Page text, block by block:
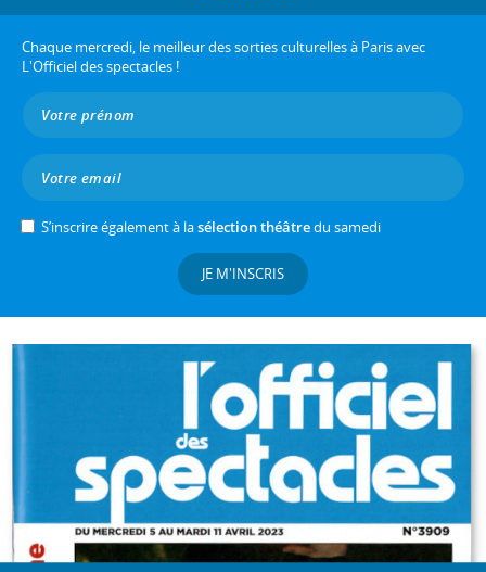
Chaque mercredi, le meilleur des sorties culturelles à Paris avec
L'Officiel des spectacles !
S’inscrire également à lasélection théâtredu samedi
JE M'INSCRIS